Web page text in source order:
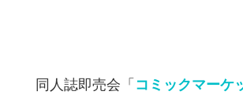
同人誌即売会「 コミックマーケ